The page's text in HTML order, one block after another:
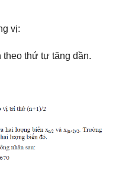
vị:
thứ tự tăng dần.